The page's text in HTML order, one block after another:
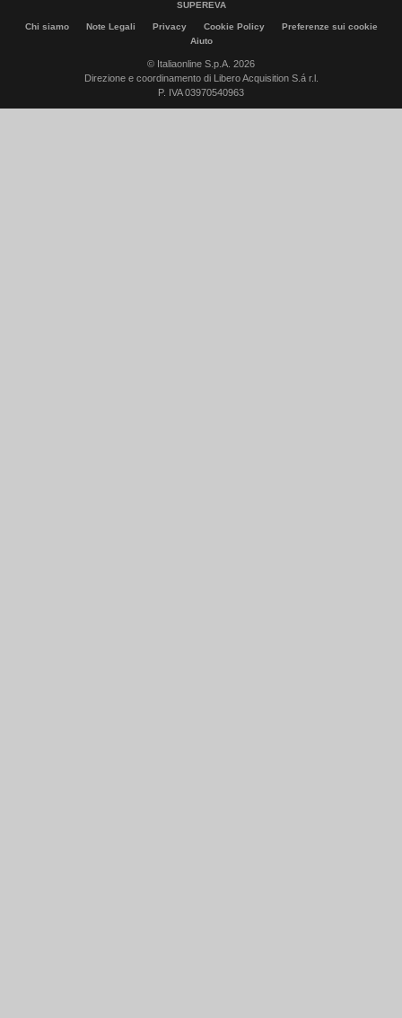
SUPEREVA
Chi siamo Note Legali Privacy Cookie Policy
Preferenze sui cookie
Aiuto
© Italiaonline S.p.A. 2026
Direzione e coordinamento di Libero Acquisition S.á r.l.
P. IVA 03970540963